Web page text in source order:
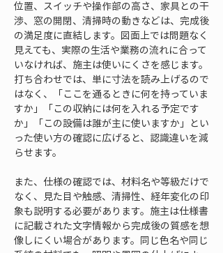
位置、スイッチや操作部の高さ、家具との干
渉、窓の開閉、清掃時の動きなどは、完成後
の満足度に直結します。図面上では問題なく
見えても、実際の生活や業務の流れに合って
いなければ、施主は使いにくさを感じます。
打ち合わせでは、単に寸法を読み上げるので
はなく、「ここを通るときに何を持っていま
すか」「この収納には何を入れる予定です
か」「この設備は誰が主に使いますか」とい
った使い方の確認に広げると、認識違いを減
らせます。
また、仕様の確認では、材料名や等級だけで
なく、見た目や触感、清掃性、経年変化の印
象も説明する必要があります。施主は仕様書
に記載された文字情報から完成後の質感を想
像しにくい場合があります。同じ色名や同じ